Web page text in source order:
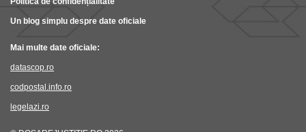
Un blog simplu despre date oficiale
Mai multe date oficiale:
datascop.ro
codpostal.info.ro
legelazi.ro